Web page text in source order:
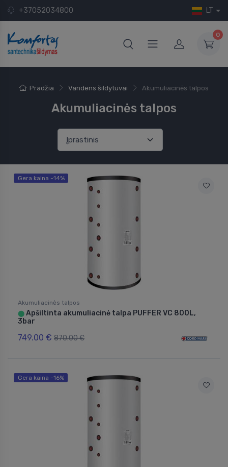
+37052034800 LT
0
Pradžia Vandens šildytuvai Akumuliacinės talpos
Akumuliacinės talpos
Gera kaina -14%
Akumuliacinės talpos
⬤ Apšiltinta akumuliacinė talpa PUFFER VC 800L,
3bar
749.00 € 870.00 €
Gera kaina -16%